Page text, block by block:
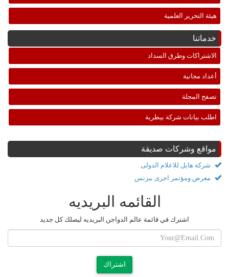
هيئة التحرير العلمية
خدماتنا
الاشتراكات وطرق السداد
أعداد مجانية
تصفح المجلة
اطلب بيانات شركة بيطرية
مواقع وشركات صديقة
شركة هايل للاعلام الدولى
معرض ومؤتمر اجرى بيزنس
القائمه البريديه
اشترك في قائمة عالم الدواجن البريديه ليصلك كل جديد
اشتراك